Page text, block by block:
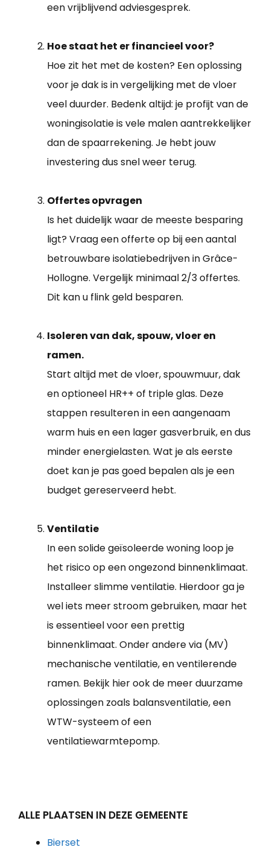
een vrijblijvend adviesgesprek.
Hoe staat het er financieel voor?
Hoe zit het met de kosten? Een oplossing
voor je dak is in vergelijking met de vloer
veel duurder. Bedenk altijd: je profijt van de
woningisolatie is vele malen aantrekkelijker
dan de spaarrekening. Je hebt jouw
investering dus snel weer terug.
Offertes opvragen
Is het duidelijk waar de meeste besparing
ligt? Vraag een offerte op bij een aantal
betrouwbare isolatiebedrijven in Grâce-
Hollogne. Vergelijk minimaal 2/3 offertes.
Dit kan u flink geld besparen.
Isoleren van dak, spouw, vloer en
ramen.
Start altijd met de vloer, spouwmuur, dak
en optioneel HR++ of triple glas. Deze
stappen resulteren in een aangenaam
warm huis en een lager gasverbruik, en dus
minder energielasten. Wat je als eerste
doet kan je pas goed bepalen als je een
budget gereserveerd hebt.
Ventilatie
In een solide geïsoleerde woning loop je
het risico op een ongezond binnenklimaat.
Installeer slimme ventilatie. Hierdoor ga je
wel iets meer stroom gebruiken, maar het
is essentieel voor een prettig
binnenklimaat. Onder andere via (MV)
mechanische ventilatie, en ventilerende
ramen. Bekijk hier ook de meer duurzame
oplossingen zoals balansventilatie, een
WTW-systeem of een
ventilatiewarmtepomp.
ALLE PLAATSEN IN DEZE GEMEENTE
Bierset